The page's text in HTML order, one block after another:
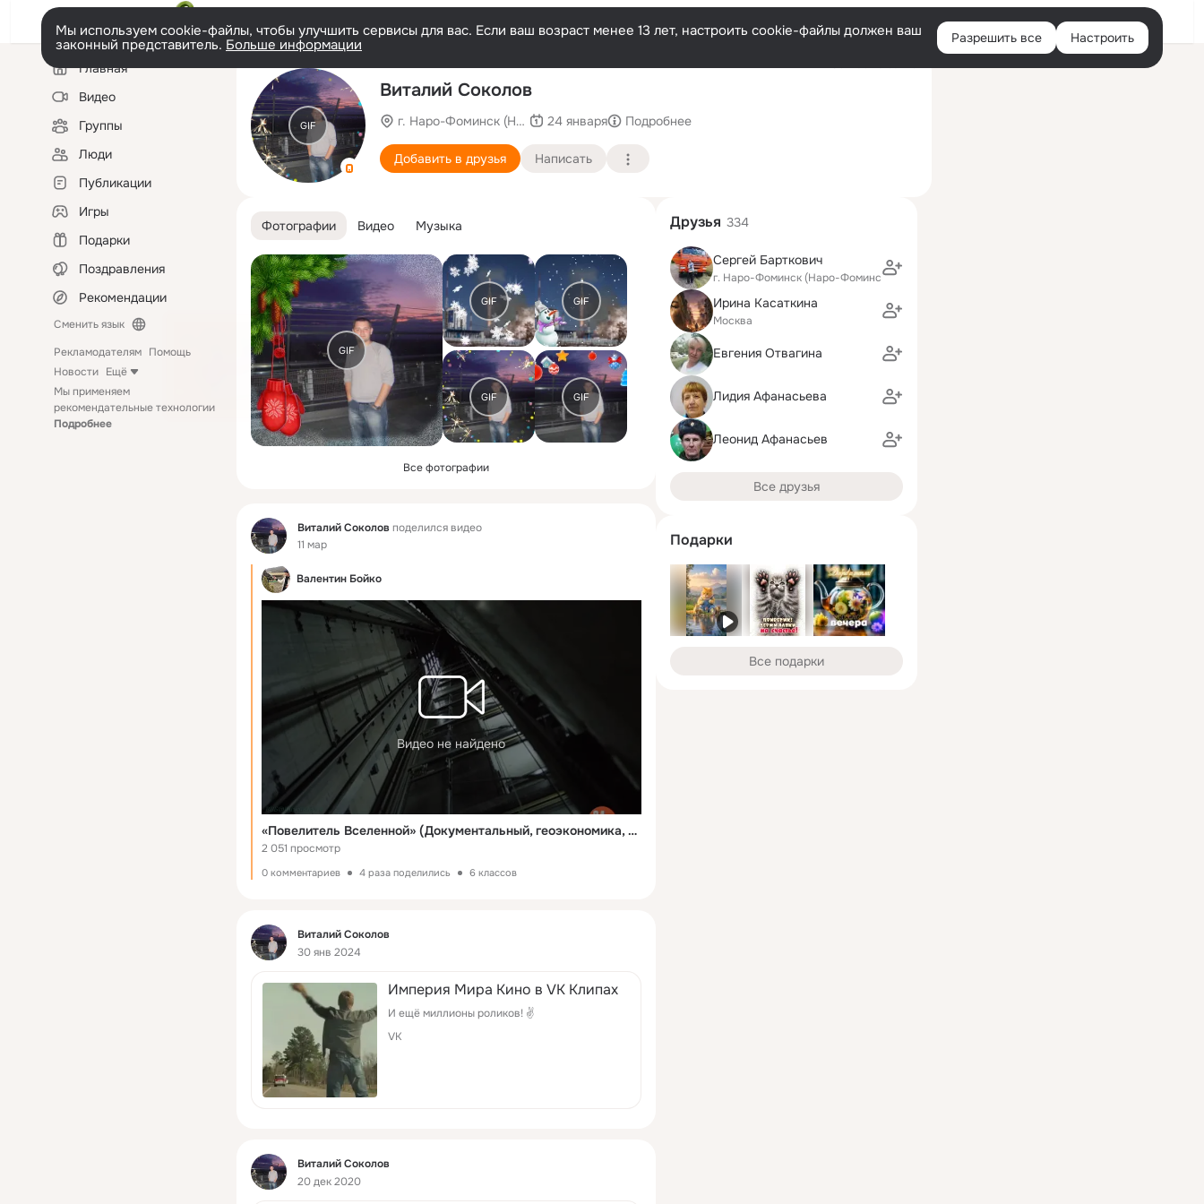
Войти
Мы используем cookie-файлы, чтобы улучшить сервисы для вас. Если ваш возраст менее 13 лет, настроить cookie-файлы должен ваш
законный представитель. Больше информации Разрешить все Настроить
Левая
колонкаГлавная
Видео
Группы
Люди
Публикации
Игры
Подарки
Поздравления
Рекомендации
Сменить язык
Рекламодателям Помощь
Новости Ещё
Мы применяем
рекомендательные технологии
Подробнее
GIF
Виталий Соколов
г. Наро-Фоминск (Наро-Фоминский район)
24 января Подробнее
Добавить в друзья Написать
Фотографии Видео Музыка
GIF
GIF GIF
GIF GIF
Все фотографии
Фид Виталий Соколов поделился видео
11 мар
Валентин Бойко
Видео не найдено
«Повелитель Вселенной» (Документальный, геоэкономика, 2013)
2 051 просмотр
0 комментариев 4 раза поделились 6 классов
Фид
Виталий Соколов
30 янв 2024
Империя Мира Кино в VK Клипах
И ещё миллионы роликов! ✌
VK
Фид
Виталий Соколов
20 дек 2020
Друзья 334
Сергей Барткович
г. Наро-Фоминск (Наро-Фоминский район)
Ирина Касаткина
Москва
Евгения Отвагина
Лидия Афанасьева
Леонид Афанасьев
Все друзья
Подарки
Все подарки